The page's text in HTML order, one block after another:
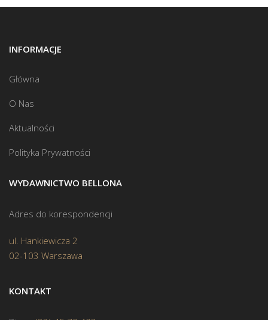
INFORMACJE
Główna
O Nas
Aktualności
Polityka Prywatności
WYDAWNICTWO BELLONA
Adres do korespondencji
ul. Hankiewicza 2
02-103 Warszawa
KONTAKT